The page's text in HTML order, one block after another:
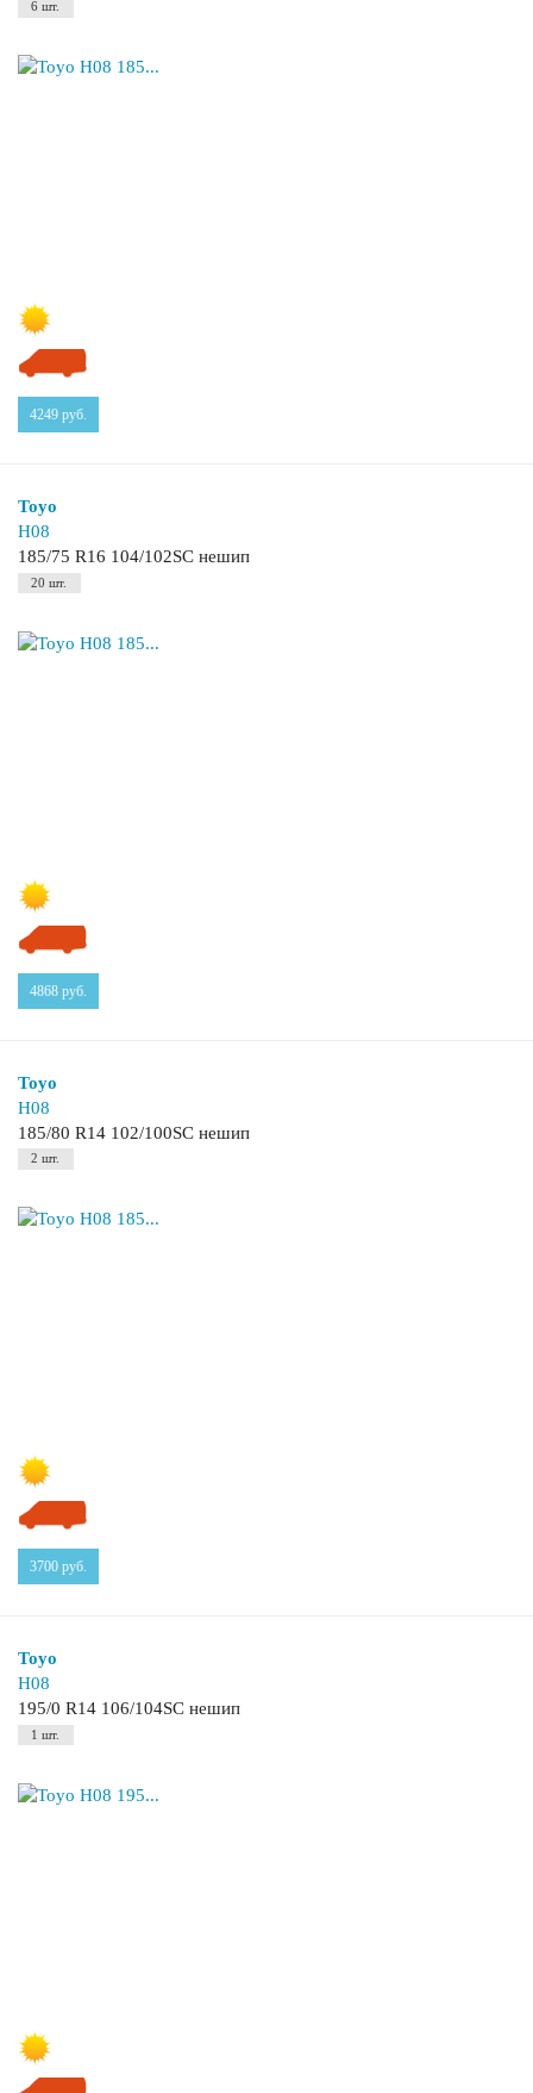
6 шт.
4249 руб.
Toyo
H08
185/75 R16 104/102SC нешип
20 шт.
4868 руб.
Toyo
H08
185/80 R14 102/100SC нешип
2 шт.
3700 руб.
Toyo
H08
195/0 R14 106/104SC нешип
1 шт.